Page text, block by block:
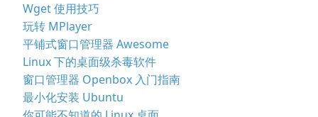
Wget 使用技巧
玩转 MPlayer
平铺式窗口管理器 Awesome
Linux 下的桌面级杀毒软件
窗口管理器 Openbox 入门指南
最小化安装 Ubuntu